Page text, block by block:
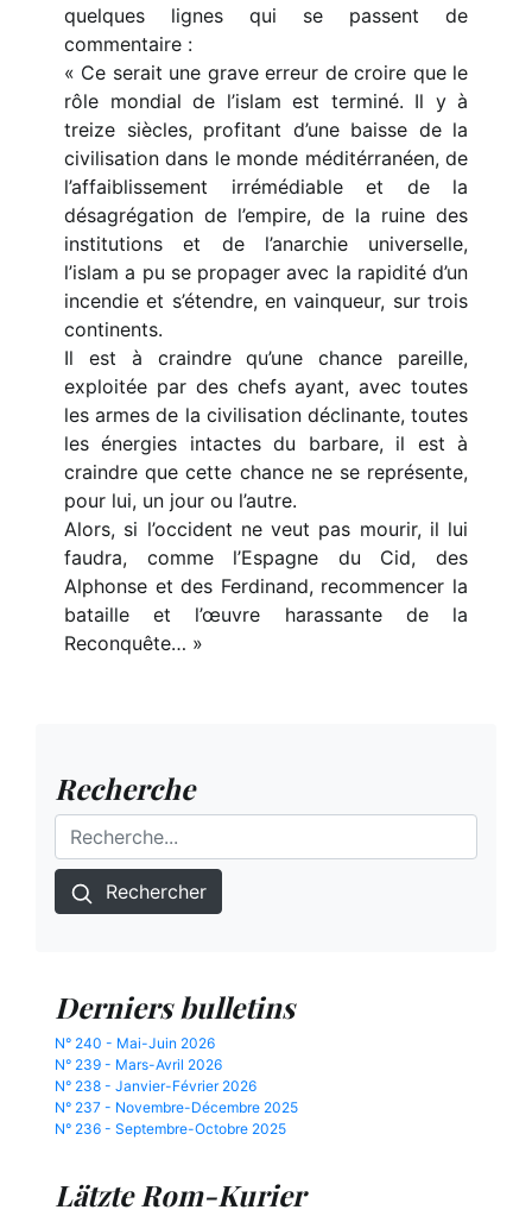
quelques lignes qui se passent de
commentaire :
« Ce serait une grave erreur de croire que le
rôle mondial de l’islam est terminé. Il y à
treize siècles, profitant d’une baisse de la
civilisation dans le monde méditérranéen, de
l’affaiblissement irrémédiable et de la
désagrégation de l’empire, de la ruine des
institutions et de l’anarchie universelle,
l’islam a pu se propager avec la rapidité d’un
incendie et s’étendre, en vainqueur, sur trois
continents.
Il est à craindre qu’une chance pareille,
exploitée par des chefs ayant, avec toutes
les armes de la civilisation déclinante, toutes
les énergies intactes du barbare, il est à
craindre que cette chance ne se représente,
pour lui, un jour ou l’autre.
Alors, si l’occident ne veut pas mourir, il lui
faudra, comme l’Espagne du Cid, des
Alphonse et des Ferdinand, recommencer la
bataille et l’œuvre harassante de la
Reconquête… »
Recherche
Rechercher
Derniers bulletins
N° 240 - Mai-Juin 2026
N° 239 - Mars-Avril 2026
N° 238 - Janvier-Février 2026
N° 237 - Novembre-Décembre 2025
N° 236 - Septembre-Octobre 2025
Lätzte Rom-Kurier